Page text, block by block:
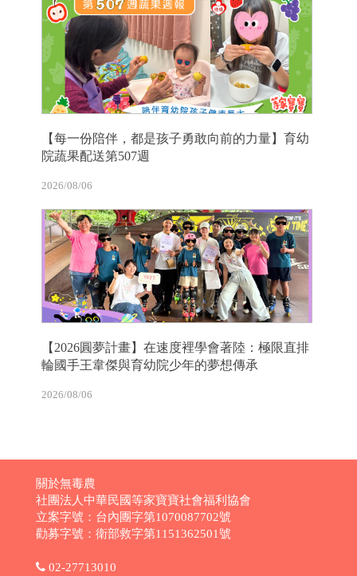
【每一份陪伴，都是孩子勇敢向前的力量】育幼
院蔬果配送第507週
2026/08/06
【2026圓夢計畫】在速度裡學會著陸：極限直排
輪國手王韋傑與育幼院少年的夢想傳承
2026/08/06
關於無毒農
社團法人中華民國等家寶寶社會福利協會
立案字號：台內團字第1070087702號
勸募字號：衛部救字第1151362501號
02-27713010